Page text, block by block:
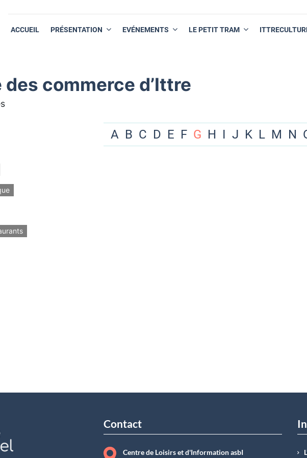
ACCUEIL PRÉSENTATION EVÉNEMENTS LE PETIT TRAM
commerce d’Ittre
A B C D E F G H I J K L M N
Contact
Centre de Loisirs et d'Information asbI